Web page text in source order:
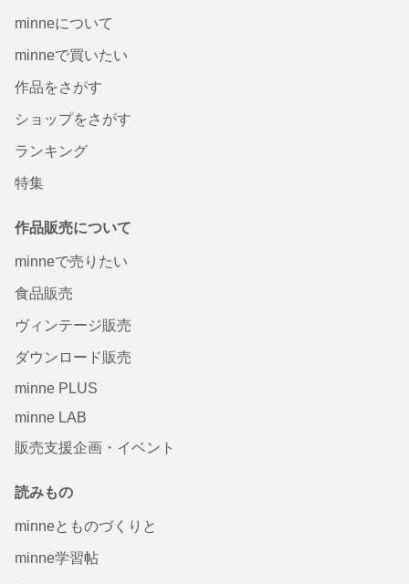
minneについて
minneで買いたい
作品をさがす
ショップをさがす
ランキング
特集
作品販売について
minneで売りたい
食品販売
ヴィンテージ販売
ダウンロード販売
minne PLUS
minne LAB
販売支援企画・イベント
読みもの
minneとものづくりと
minne学習帖